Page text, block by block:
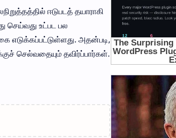
ஈடுபடத் தயாராகி
செய்வது உட்பட பல
எடுக்கப்பட்டுள்ளது. அதன்படி,
செல்வதையும் தவிர்ப்பார்கள்.